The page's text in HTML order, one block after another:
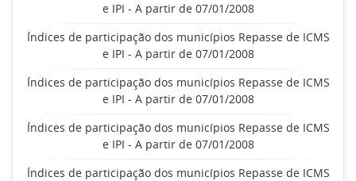
e IPI - A partir de 07/01/2008
Índices de participação dos municípios Repasse de ICMS
e IPI - A partir de 07/01/2008
Índices de participação dos municípios Repasse de ICMS
e IPI - A partir de 07/01/2008
Índices de participação dos municípios Repasse de ICMS
e IPI - A partir de 07/01/2008
Índices de participação dos municípios Repasse de ICMS